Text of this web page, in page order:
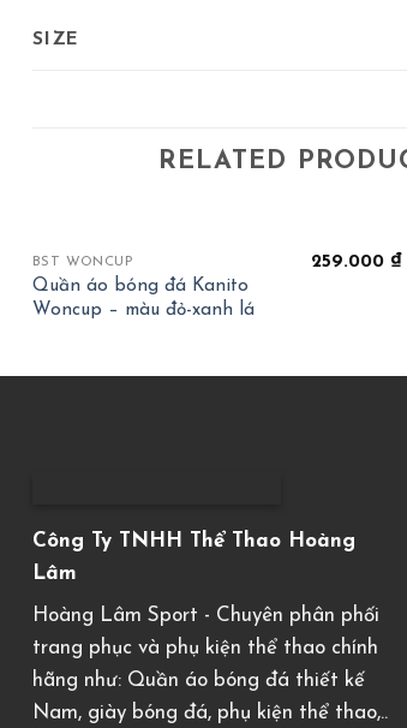
SIZE
RELATED
BST WONCUP
Quần áo bóng đá Kanito
Woncup – màu đỏ-xanh lá
259.000 ₫
Công Ty TNHH Thể Thao Hoàng
Lâm
Hoàng Lâm Sport - Chuyên phân phối
trang phục và phụ kiện thể thao chính
hãng như: Quần áo bóng đá thiết kế
Nam, giày bóng đá, phụ kiện thể thao,..